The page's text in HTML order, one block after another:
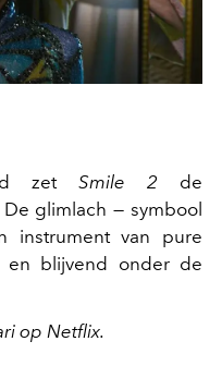
zet Smile 2 de
glimlach — symbool
instrument van pure
en blijvend onder de
op Netflix.